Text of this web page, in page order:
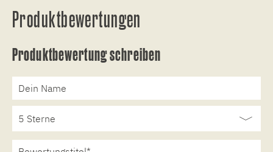
Produktbewertungen
Produktbewertung schreiben